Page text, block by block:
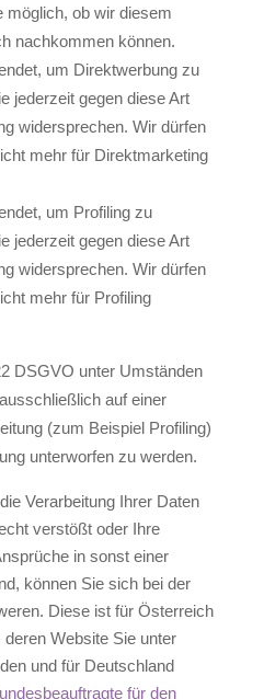
möglich, ob wir diesem
nachkommen können.
um Direktwerbung zu
jederzeit gegen diese Art
widersprechen. Wir dürfen
mehr für Direktmarketing
um Profiling zu
jederzeit gegen diese Art
widersprechen. Wir dürfen
mehr für Profiling
DSGVO unter Umständen
auf einer
(zum Beispiel Profiling)
unterworfen zu werden.
Verarbeitung Ihrer Daten
verstößt oder Ihre
in sonst einer
können Sie sich bei der
Diese ist für Österreich
Website Sie unter
und für Deutschland
für den